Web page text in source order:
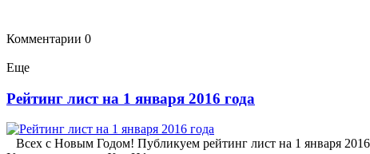
Комментарии 0
Еще
Рейтинг лист на 1 января 2016 года
Всех с Новым Годом! Публикуем рейтинг лист на 1 января